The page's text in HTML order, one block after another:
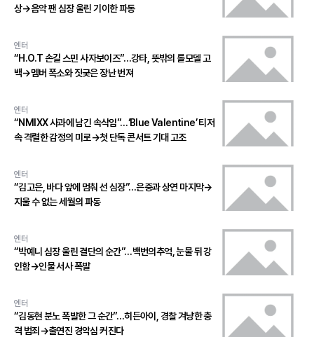
상→음악 팬 심장 울린 기이한 파동
엔터
“H.O.T 손길 스민 사자보이즈”…강타, 뜻밖의 롤모델 고
백→멤버 폭소와 짓궂은 장난 번져
엔터
“NMIXX 사과에 남긴 속삭임”…‘Blue Valentine’ 티저
속 격렬한 감정의 미로→첫 단독 콘서트 기대 고조
엔터
“김고은, 바다 앞에 멈춰 선 심장”…은중과 상연 마지막→
지울 수 없는 세월의 파동
엔터
“박예니 심장 울린 결단의 순간”…백번의추억, 눈물 뒤 강
인함→인물 서사 폭발
엔터
“김동현 분노 폭발한 그 순간”…히든아이, 경찰 겨냥한 충
격 범죄→출연진 경악심 커진다